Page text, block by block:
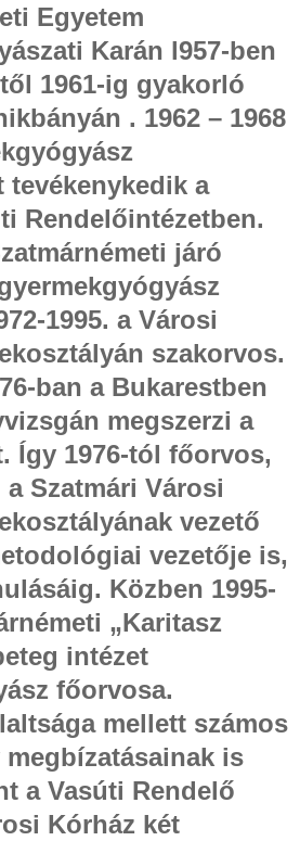
Egyetem
Karán l957-ben
1961-ig gyakorló
. 1962 – 1968
tevékenykedik a
Rendelőintézetben.
járó
1995. a Városi
szakorvos.
ban a Bukarestben
megszerzi a
Így 1976-tól főorvos,
Szatmári Városi
vezető
vezetője is,
Közben 1995-
„Karitasz
intézet
főorvosa.
mellett számos
is
a Vasúti Rendelő
Kórház két